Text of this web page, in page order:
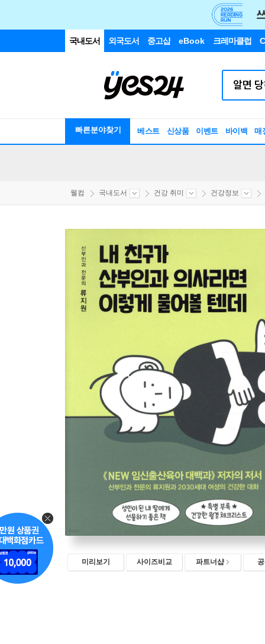
국내도서 외국도서 중고샵 eBook 크레마클럽
빠른분야찾기 베스트 신상품 이벤트 바이백 매
웰컴 국내도서 건강 취미 건강정보
미리보기 사이즈비교 파트너샵